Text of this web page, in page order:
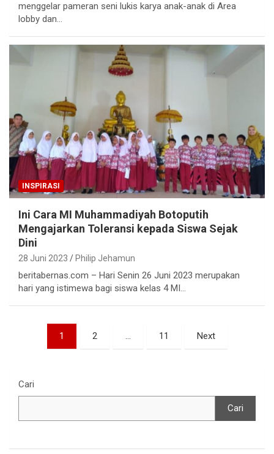
menggelar pameran seni lukis karya anak-anak di Area
lobby dan…
INSPIRASI
Ini Cara MI Muhammadiyah Botoputih
Mengajarkan Toleransi kepada Siswa Sejak
Dini
28 Juni 2023 Philip Jehamun
beritabernas.com – Hari Senin 26 Juni 2023 merupakan
hari yang istimewa bagi siswa kelas 4 MI…
Paginasi
1 2 … 11 Next
Cari
Cari